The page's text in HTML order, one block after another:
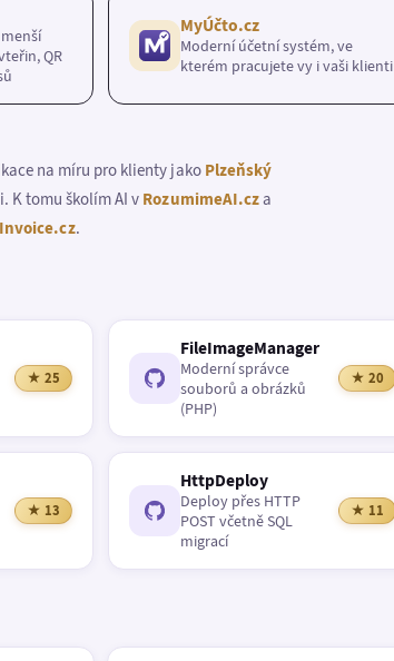
QR
MyÚčto.cz
Moderní účetní systém, ve
kterém pracujete vy i vaši klienti
na míru pro klienty jakoPlzeňský
K tomu školím AI v RozumimeAI.cza
.
★ 25
FileImageManager
Moderní správce
souborů a obrázků
(PHP)
★ 20
★ 13
HttpDeploy
Deploy přes HTTP
POST včetně SQL
migrací
★ 11